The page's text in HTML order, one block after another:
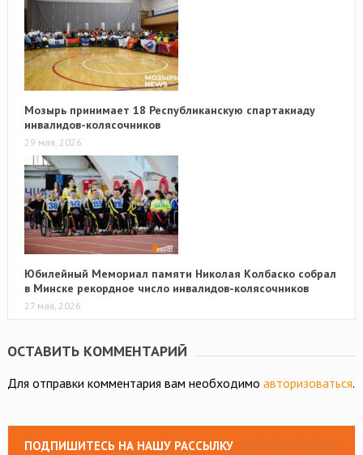
Мозырь принимает 18 Республиканскую спартакиаду
инвалидов-колясочников
29 мая, 2026
Юбилейный Мемориал памяти Николая Колбаско собрал
в Минске рекордное число инвалидов-колясочников
27 мая, 2026
ОСТАВИТЬ КОММЕНТАРИЙ
Для отправки комментария вам необходимо авторизоваться.
ПОДПИШИТЕСЬ НА НАШУ РАССЫЛКУ